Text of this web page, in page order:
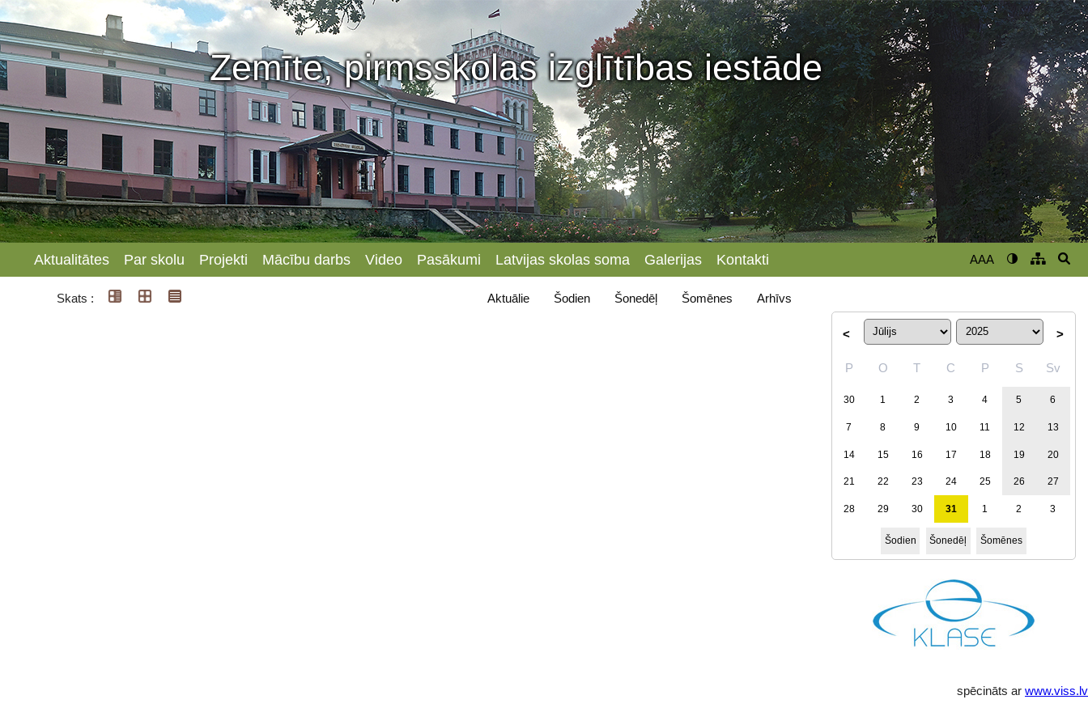
Zemīte, pirmsskolas izglītības iestāde
Aktualitātes Par skolu Projekti Mācību darbs Video Pasākumi Latvijas skolas soma Galerijas Kontakti AAA
Skats : Aktuālie Šodien Šonedēļ Šomēnes Arhīvs
< >
P O T C P S Sv
30 1 2 3 4 5 6
7 8 9 10 11 12 13
14 15 16 17 18 19 20
21 22 23 24 25 26 27
28 29 30 31 1 2 3
Šodien Šonedēļ Šomēnes
spēcināts ar www.viss.lv